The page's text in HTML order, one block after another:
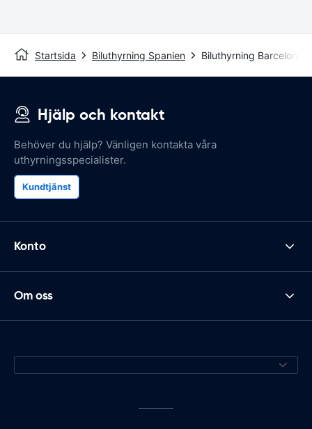
Startsida Biluthyrning Spanien Biluthyrning Barcelona
Hjälp och kontakt
Behöver du hjälp? Vänligen kontakta våra
uthyrningsspecialister.
Kundtjänst
Konto
Om oss